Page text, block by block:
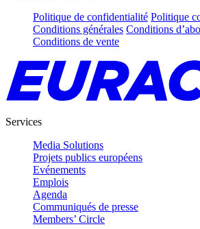
Politique de confidentialité Politique
Conditions générales Conditions
Conditions de vente
Services
Media Solutions
Projets publics européens
Evénements
Emplois
Agenda
Communiqués de presse
Members’ Circle